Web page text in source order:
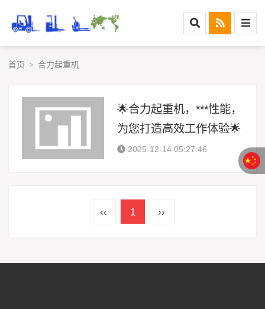
首页 > 合力起重机
🌟合力起重机，***性能，
为您打造高效工作体验🌟
2025-12-14 05:27:46
‹‹ 1 ››